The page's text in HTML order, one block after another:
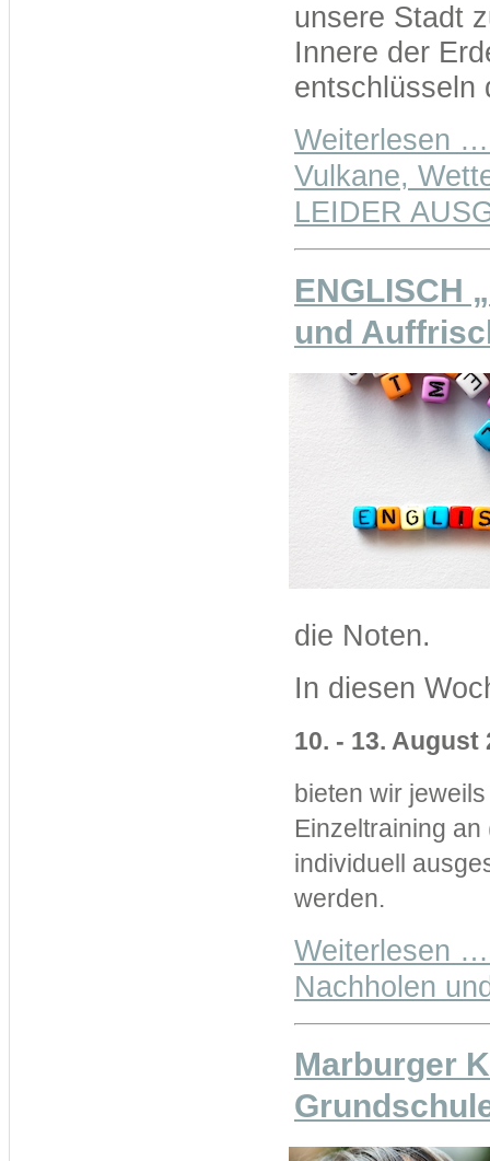
unsere Stadt
Innere der
entschlüsseln
Weiterlesen …
Vulkane,
LEIDER
ENGLISCH
und
die Noten.
In diesen
10. - 13. August
bieten wir
Einzeltraining
individuell
werden.
Weiterlesen …
Nachholen
Marburger